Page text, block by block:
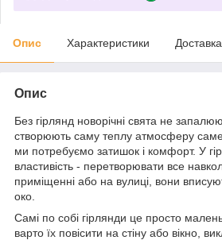
Опис Характеристики Доставка
Опис
Без гірлянд новорічні свята не
створюють саму теплу атмосферу
ми потребуємо затишок і комфорт. У
властивість - перетворювати все
приміщенні або на вулиці, вони
око.
Самі по собі гірлянди це просто
варто їх повісити на стіну або вікно,